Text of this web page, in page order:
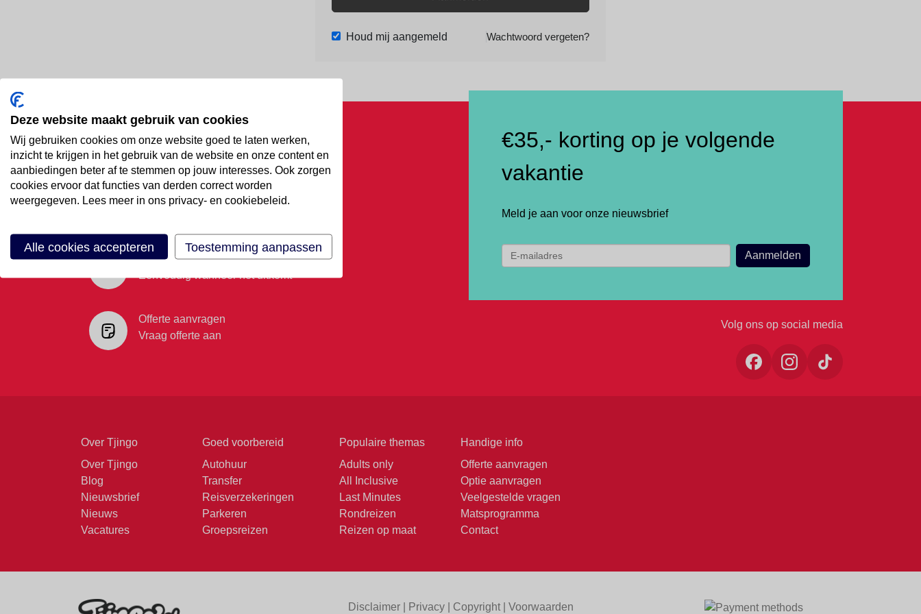
Houd mij aangemeld Wachtwoord vergeten?
Bel ons
088 66 55 999
Mail ons
Maak een afspraak
Eenvoudig wanneer het uitkomt
Offerte aanvragen
Vraag offerte aan
€35,- korting op je volgende
vakantie
Meld je aan voor onze nieuwsbrief
Volg ons op social media
Over Tjingo
Over Tjingo
Blog
Nieuwsbrief
Nieuws
Vacatures
Goed voorbereid
Autohuur
Transfer
Reisverzekeringen
Parkeren
Groepsreizen
Populaire themas
Adults only
All Inclusive
Last Minutes
Rondreizen
Reizen op maat
Handige info
Offerte aanvragen
Optie aanvragen
Veelgestelde vragen
Matsprogramma
Contact
Disclaimer| Privacy| Copyright| Voorwaarden
Deze website maakt gebruik van cookies
Wij gebruiken cookies om onze website goed te laten werken,
inzicht te krijgen in het gebruik van de website en onze content en
aanbiedingen beter af te stemmen op jouw interesses. Ook zorgen
cookies ervoor dat functies van derden correct worden
weergegeven. Lees meer in ons privacy- en cookiebeleid.
Alle cookies accepteren Toestemming aanpassen